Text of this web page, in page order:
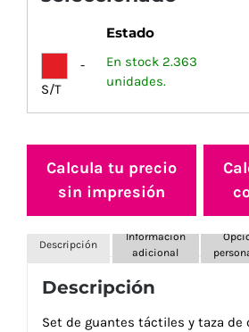
Estado
-
S/T
En stock 2.363
unidades.
Calcula tu precio
sin impresión
Descripción
Información
adicional
Descripción
Set de guantes táctiles y taza de